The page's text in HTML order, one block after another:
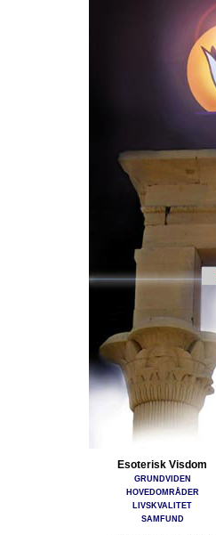
Esoterisk Visdom
GRUNDVIDEN
HOVEDOMRÅDER
LIVSKVALITET
SAMFUND